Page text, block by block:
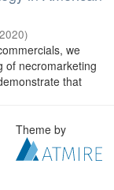
2020)
we
of necromarketing
that
Theme by